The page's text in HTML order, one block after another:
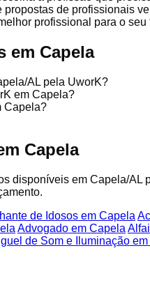
de profissionais
profissional para o seu
em Capela
AL pela UworK?
em Capela?
Capela?
Capela
disponíveis em Capela/AL
de Idosos em Capela
Advogado em Capela
de Som e Iluminação